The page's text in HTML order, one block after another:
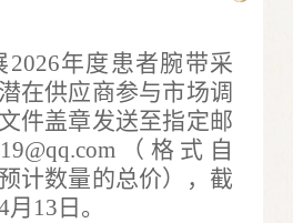
2026年度患者腕带采
在供应商参与市场调
件盖章发送至指定邮
（格式自
计数量的总价），截
13日。